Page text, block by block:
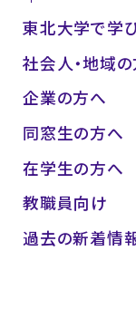
東北大学で学
社会人・地域
企業の方へ
同窓生の方へ
在学生の方へ
教職員向け
過去の新着情報